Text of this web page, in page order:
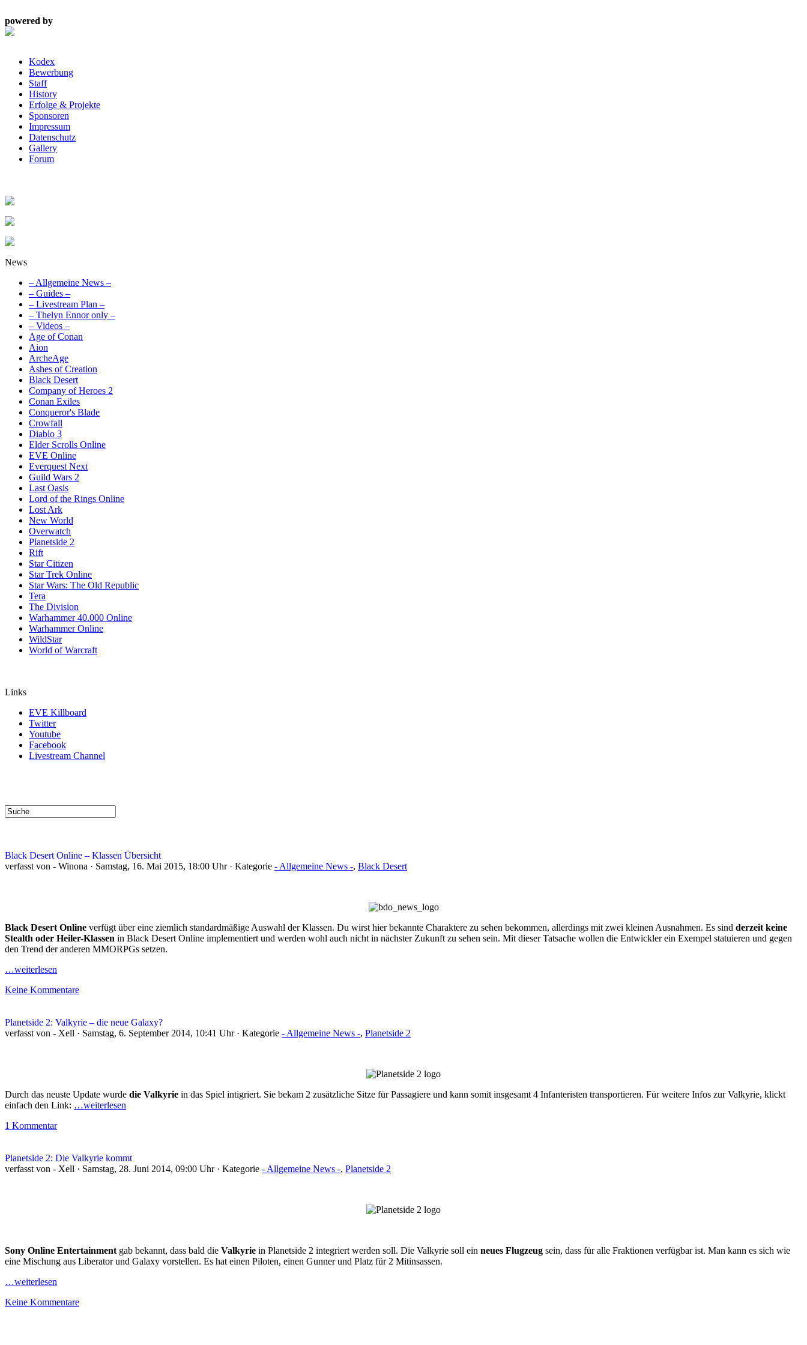
powered by
Kodex
Bewerbung
Staff
History
Erfolge & Projekte
Sponsoren
Impressum
Datenschutz
Gallery
Forum
News
– Allgemeine News –
– Guides –
– Livestream Plan –
– Thelyn Ennor only –
– Videos –
Age of Conan
Aion
ArcheAge
Ashes of Creation
Black Desert
Company of Heroes 2
Conan Exiles
Conqueror's Blade
Crowfall
Diablo 3
Elder Scrolls Online
EVE Online
Everquest Next
Guild Wars 2
Last Oasis
Lord of the Rings Online
Lost Ark
New World
Overwatch
Planetside 2
Rift
Star Citizen
Star Trek Online
Star Wars: The Old Republic
Tera
The Division
Warhammer 40.000 Online
Warhammer Online
WildStar
World of Warcraft
Links
EVE Killboard
Twitter
Youtube
Facebook
Livestream Channel
Black Desert Online – Klassen Übersicht
verfasst von - Winona · Samstag, 16. Mai 2015, 18:00 Uhr · Kategorie - Allgemeine News -, Black Desert
Black Desert Online verfügt über eine ziemlich standardmäßige Auswahl der Klassen. Du wirst hier bekannte Charaktere zu sehen bekommen, allerdings mit zwei kleinen Ausnahmen. Es sind derzeit keine
Stealth oder Heiler-Klassen in Black Desert Online implementiert und werden wohl auch nicht in nächster Zukunft zu sehen sein. Mit dieser Tatsache wollen die Entwickler ein Exempel statuieren und gegen
den Trend der anderen MMORPGs setzen.
…weiterlesen
Keine Kommentare
Planetside 2: Valkyrie – die neue Galaxy?
verfasst von - Xell · Samstag, 6. September 2014, 10:41 Uhr · Kategorie - Allgemeine News -, Planetside 2
Durch das neuste Update wurde die Valkyrie in das Spiel intigriert. Sie bekam 2 zusätzliche Sitze für Passagiere und kann somit insgesamt 4 Infanteristen transportieren. Für weitere Infos zur Valkyrie, klickt
einfach den Link: …weiterlesen
1 Kommentar
Planetside 2: Die Valkyrie kommt
verfasst von - Xell · Samstag, 28. Juni 2014, 09:00 Uhr · Kategorie - Allgemeine News -, Planetside 2
Sony Online Entertainment gab bekannt, dass bald die Valkyrie in Planetside 2 integriert werden soll. Die Valkyrie soll ein neues Flugzeug sein, dass für alle Fraktionen verfügbar ist. Man kann es sich wie
eine Mischung aus Liberator und Galaxy vorstellen. Es hat einen Piloten, einen Gunner und Platz für 2 Mitinsassen.
…weiterlesen
Keine Kommentare